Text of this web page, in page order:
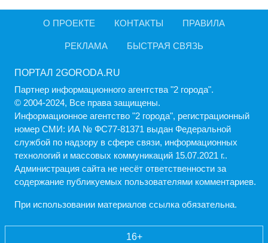
О ПРОЕКТЕ КОНТАКТЫ ПРАВИЛА
РЕКЛАМА БЫСТРАЯ СВЯЗЬ
ПОРТАЛ 2GORODA.RU
Партнер информационного агентства "2 города".
© 2004-2024, Все права защищены.
Информационное агентство "2 города", регистрационный
номер СМИ: ИА № ФС77-81371 выдан Федеральной
службой по надзору в сфере связи, информационных
технологий и массовых коммуникаций 15.07.2021 г..
Администрация cайта не несёт ответственности за
содержание публикуемых пользователями комментариев.
При использовании материалов ссылка обязательна.
16+